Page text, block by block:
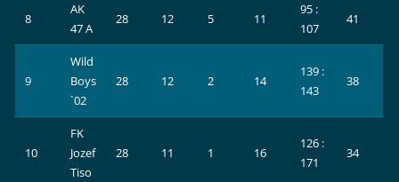
8
AK
47 A
28 12 5 11
95 :
107
41
9
Wild
Boys
`02
28 12 2 14
139 :
143
38
10
FK
Jozef
Tiso
28 11 1 16
126 :
171
34